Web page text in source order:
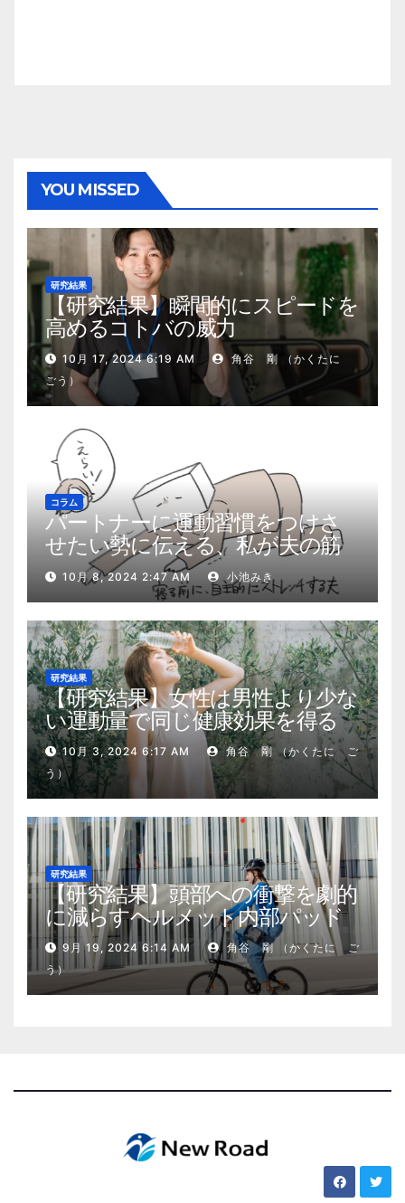
YOU MISSED
研究結果
【研究結果】瞬間的にスピードを
高めるコトバの威力
10月 17, 2024 6:19 AM
角谷 剛 （かくたに
ごう）
コラム
パートナーに運動習慣をつけさ
せたい勢に伝える、私が夫の筋
肉量を2kg増やした5ステップ
10月 8, 2024 2:47 AM 小池みき
研究結果
【研究結果】女性は男性より少な
い運動量で同じ健康効果を得る
10月 3, 2024 6:17 AM
角谷 剛 （かくたに ご
う）
研究結果
【研究結果】頭部への衝撃を劇的
に減らすヘルメット内部パッド
9月 19, 2024 6:14 AM
角谷 剛 （かくたに ご
う）